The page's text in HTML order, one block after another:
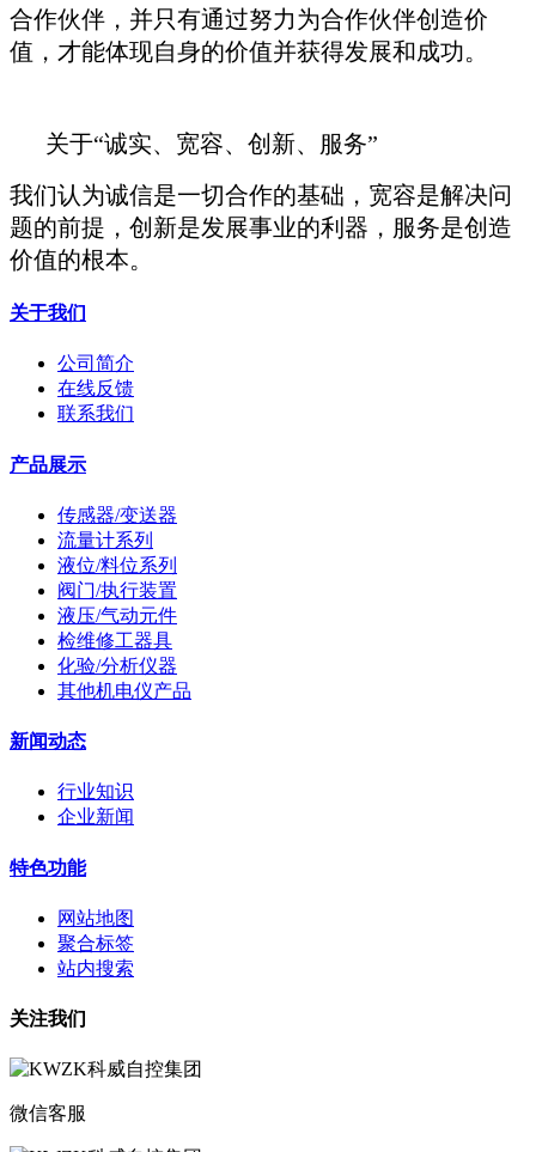
合作伙伴，并只有通过努力为合作伙伴创造价
值，才能体现自身的价值并获得发展和成功。
关于“诚实、宽容、创新、服务”
我们认为诚信是一切合作的基础，宽容是解决问
题的前提，创新是发展事业的利器，服务是创造
价值的根本。
关于我们
公司简介
在线反馈
联系我们
产品展示
传感器/变送器
流量计系列
液位/料位系列
阀门/执行装置
液压/气动元件
检维修工器具
化验/分析仪器
其他机电仪产品
新闻动态
行业知识
企业新闻
特色功能
网站地图
聚合标签
站内搜索
关注我们
微信客服